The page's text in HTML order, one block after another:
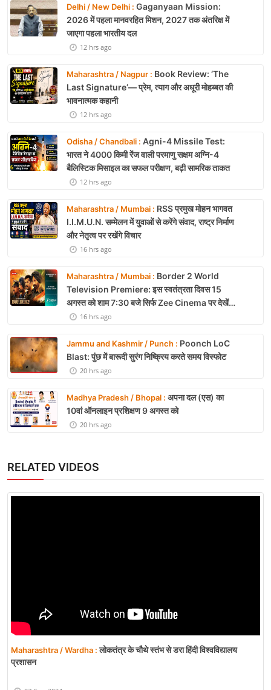
Delhi / New Delhi : Gaganyaan Mission:
2026 में पहला मानवरहित मिशन, 2027 तक अंतरिक्ष में
जाएगा पहला भारतीय दल
12 hrs ago
Maharashtra / Nagpur : Book Review: ‘The
Last Signature’— प्रेम, त्याग और अधूरी मोहब्बत की
भावनात्मक कहानी
12 hrs ago
Odisha / Chandbali : Agni-4 Missile Test:
भारत ने 4000 किमी रेंज वाली परमाणु सक्षम अग्नि-4
बैलिस्टिक मिसाइल का सफल परीक्षण, बढ़ी सामरिक ताकत
12 hrs ago
Maharashtra / Mumbai : RSS प्रमुख मोहन भागवत
I.I.M.U.N. सम्मेलन में युवाओं से करेंगे संवाद, राष्ट्र निर्माण
और नेतृत्व पर रखेंगे विचार
16 hrs ago
Maharashtra / Mumbai : Border 2 World
Television Premiere: इस स्वतंत्रता दिवस 15
अगस्त को शाम 7:30 बजे सिर्फ Zee Cinema पर देखें
बॉर्डर 216 hrs ago
Jammu and Kashmir / Punch : Poonch LoC
Blast: पुंछ में बारूदी सुरंग निष्क्रिय करते समय विस्फोट
20 hrs ago
Madhya Pradesh / Bhopal : अपना दल (एस) का
10वां ऑनलाइन प्रशिक्षण 9 अगस्त को
20 hrs ago
RELATED VIDEOS
Maharashtra / Wardha :लोकतंत्र के चौथे स्तंभ से डरा हिंदी विश्वविद्यालय
प्रशासन